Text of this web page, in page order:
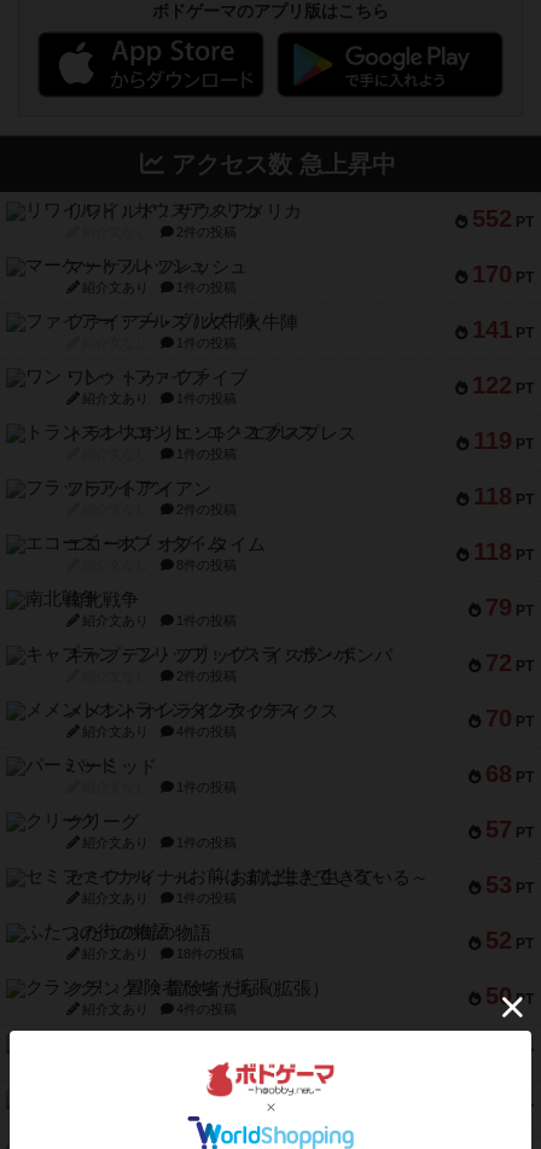
ボドゲーマのアプリ版はこちら
アクセス数 急上昇中
552 PT
リワイルド：サウスアメリカ
2件の投稿
170 PT
マーケットフレッシュ
紹介文あり 1件の投稿
141 PT
ファイアー・ブルズ / 火牛陣
1件の投稿
122 PT
ワン・トゥ・ファイブ
紹介文あり 1件の投稿
119 PT
トランスオリエント・エクスプレス
1件の投稿
118 PT
フラットアイアン
2件の投稿
118 PT
エコーズ・オブ・タイム
8件の投稿
79 PT
南北戦争
紹介文あり 1件の投稿
72 PT
キャプテン・フリップ：イスラ・ボンバ
2件の投稿
70 PT
メメントオンラインタクティクス
紹介文あり 4件の投稿
68 PT
パーミッド
1件の投稿
57 PT
クリーグ
紹介文あり 1件の投稿
53 PT
セミファイナル ～お前はまだ生きている～
紹介文あり 1件の投稿
52 PT
ふたつの街の物語
紹介文あり 18件の投稿
50 PT
クランク! ：冒険者たち（拡張）
紹介文あり 4件の投稿
PT
1件の投稿
PT
スターマイン・ラミー ポケット
2件の投稿